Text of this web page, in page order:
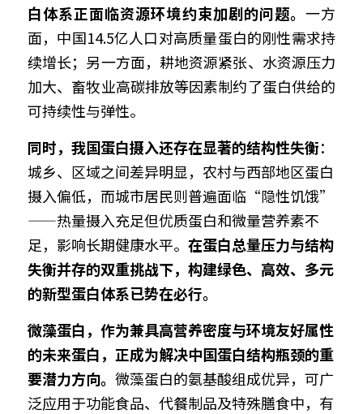
白体系正面临资源环境约束加剧的问题。 一方
面，中国14.5亿人口对高质量蛋白的刚性需求持
续增长；另一方面，耕地资源紧张、水资源压力
加大、畜牧业高碳排放等因素制约了蛋白供给的
可持续性与弹性。
同时，我国蛋白摄入还存在显著的结构性失衡：
城乡、区域之间差异明显，农村与西部地区蛋白
摄入偏低，而城市居民则普遍面临“隐性饥饿”
——热量摄入充足但优质蛋白和微量营养素不
足，影响长期健康水平。 在蛋白总量压力与结构
失衡并存的双重挑战下，构建绿色、高效、多元
的新型蛋白体系已势在必行。
微藻蛋白，作为兼具高营养密度与环境友好属性
的未来蛋白，正成为解决中国蛋白结构瓶颈的重
要潜力方向。 微藻蛋白的氨基酸组成优异，可广
泛应用于功能食品、代餐制品及特殊膳食中，有